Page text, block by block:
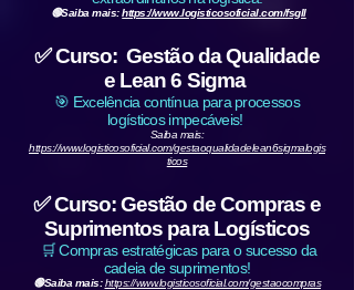
🟢Saiba mais:https://www.logisticosoficial.com/fsgll
✅ Curso: Gestão da Qualidade
e Lean 6 Sigma
🎯 Excelência contínua para processos
logísticos impecáveis!
Saiba mais:
https://www.logisticosoficial.com/gestaoqualidadelean6sigmalogis
ticos
✅ Curso: Gestão de Compras e
Suprimentos para Logísticos
🛒 Compras estratégicas para o sucesso da
cadeia de suprimentos!
🟢Saiba mais:https://www.logisticosoficial.com/gestaocompras